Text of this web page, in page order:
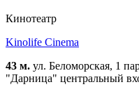
Кинотеатр
Kinolife Cinema
43 м. ул. Беломорская, 1
"Дарница" центральный